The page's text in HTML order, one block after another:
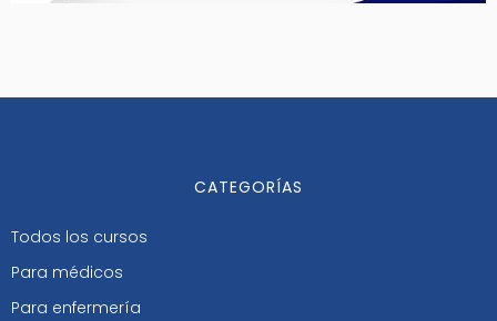
CATEGORÍAS
Todos los cursos
Para médicos
Para enfermería